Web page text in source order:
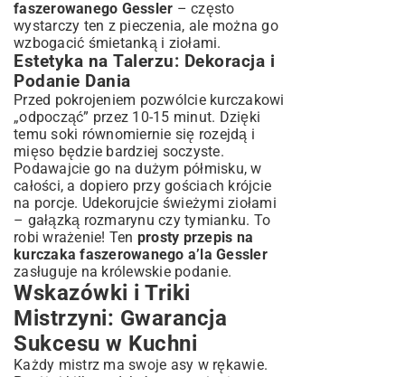
faszerowanego Gessler – często
wystarczy ten z pieczenia, ale można go
wzbogacić śmietanką i ziołami.
Estetyka na Talerzu: Dekoracja i
Podanie Dania
Przed pokrojeniem pozwólcie kurczakowi
„odpocząć” przez 10-15 minut. Dzięki
temu soki równomiernie się rozejdą i
mięso będzie bardziej soczyste.
Podawajcie go na dużym półmisku, w
całości, a dopiero przy gościach krójcie
na porcje. Udekorujcie świeżymi ziołami
– gałązką rozmarynu czy tymianku. To
robi wrażenie! Ten prosty przepis na
kurczaka faszerowanego a’la Gessler
zasługuje na królewskie podanie.
Wskazówki i Triki
Mistrzyni: Gwarancja
Sukcesu w Kuchni
Każdy mistrz ma swoje asy w rękawie.